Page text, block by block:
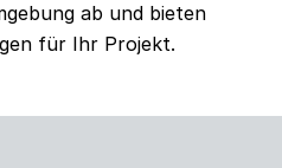
ab und bieten
für Ihr Projekt.